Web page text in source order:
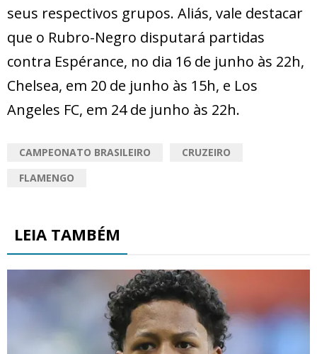
seus respectivos grupos. Aliás, vale destacar
que o Rubro-Negro disputará partidas
contra Espérance, no dia 16 de junho às 22h,
Chelsea, em 20 de junho às 15h, e Los
Angeles FC, em 24 de junho às 22h.
CAMPEONATO BRASILEIRO
CRUZEIRO
FLAMENGO
LEIA TAMBÉM